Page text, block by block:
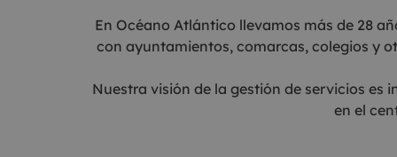
En Océano Atlántico llevamos más de 28
con ayuntamientos, comarcas, colegios y
Nuestra visión de la gestión de servicios
en el